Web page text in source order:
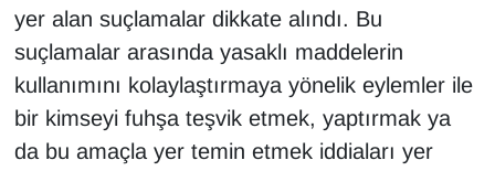
yer alan suçlamalar dikkate alındı. Bu
suçlamalar arasında yasaklı maddelerin
kullanımını kolaylaştırmaya yönelik eylemler ile
bir kimseyi fuhşa teşvik etmek, yaptırmak ya
da bu amaçla yer temin etmek iddiaları yer